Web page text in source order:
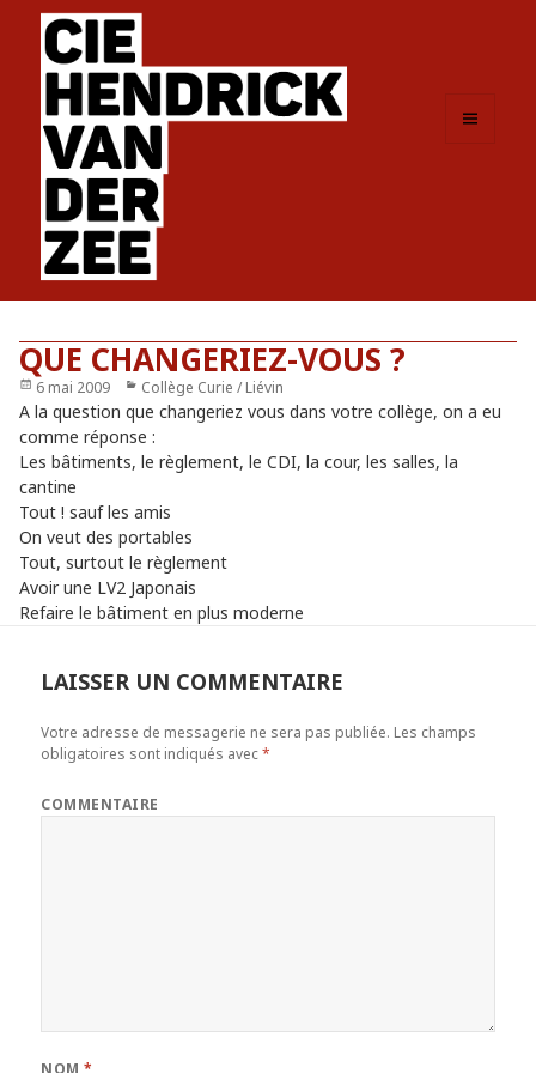
QUE CHANGERIEZ-VOUS ?
Publié
le
6 mai 2009 Catégories
Collège Curie / Liévin
A la question que changeriez vous dans votre collège, on a eu
comme réponse :
Les bâtiments, le règlement, le CDI, la cour, les salles, la
cantine
Tout ! sauf les amis
On veut des portables
Tout, surtout le règlement
Avoir une LV2 Japonais
Refaire le bâtiment en plus moderne
LAISSER UN COMMENTAIRE
Votre adresse de messagerie ne sera pas publiée. Les champs
obligatoires sont indiqués avec*
COMMENTAIRE